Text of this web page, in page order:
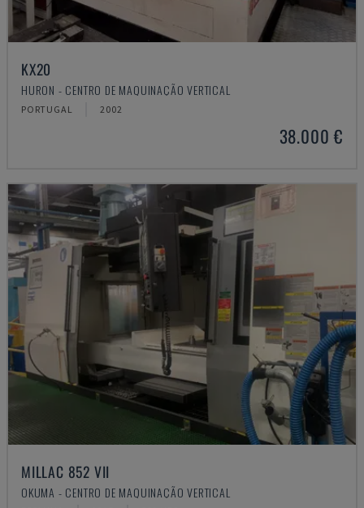
KX20
HURON - CENTRO DE MAQUINAÇÃO VERTICAL
PORTUGAL 2002
38.000 €
MILLAC 852 VII
OKUMA - CENTRO DE MAQUINAÇÃO VERTICAL